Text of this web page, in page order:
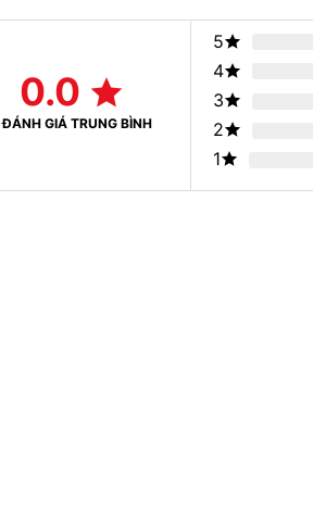
0.0
ĐÁNH GIÁ TRUNG BÌNH
5
4
3
2
1